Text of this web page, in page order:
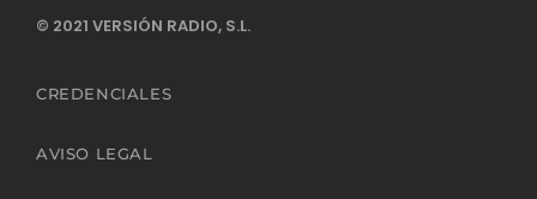
© 2021 VERSIÓN RADIO, S.L.
CREDENCIALES
AVISO LEGAL